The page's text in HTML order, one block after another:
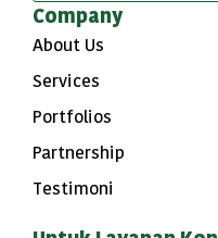
Company
About Us
Services
Portfolios
Partnership
Testimoni